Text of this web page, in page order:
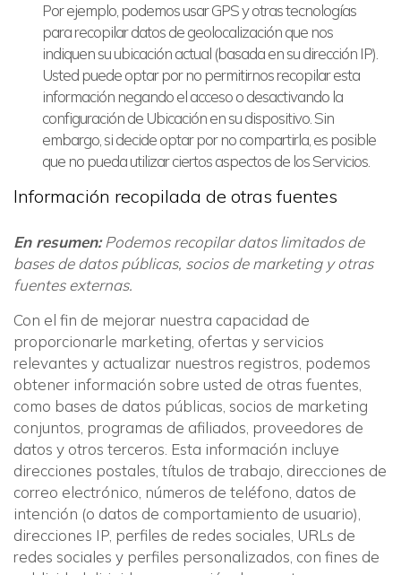
Por ejemplo, podemos usar GPS y otras tecnologías
para recopilar datos de geolocalización que nos
indiquen su ubicación actual (basada en su dirección IP).
Usted puede optar por no permitirnos recopilar esta
información negando el acceso o desactivando la
configuración de Ubicación en su dispositivo. Sin
embargo, si decide optar por no compartirla, es posible
que no pueda utilizar ciertos aspectos de los Servicios.
Información recopilada de otras fuentes
En resumen:Podemos recopilar datos limitados de
bases de datos públicas, socios de marketing y otras
fuentes externas.
Con el fin de mejorar nuestra capacidad de
proporcionarle marketing, ofertas y servicios
relevantes y actualizar nuestros registros, podemos
obtener información sobre usted de otras fuentes,
como bases de datos públicas, socios de marketing
conjuntos, programas de afiliados, proveedores de
datos y otros terceros. Esta información incluye
direcciones postales, títulos de trabajo, direcciones de
correo electrónico, números de teléfono, datos de
intención (o datos de comportamiento de usuario),
direcciones IP, perfiles de redes sociales, URLs de
redes sociales y perfiles personalizados, con fines de